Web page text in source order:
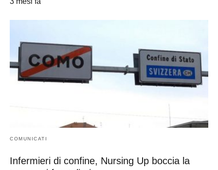
COMUNICATI
Infermieri di confine, Nursing Up boccia la